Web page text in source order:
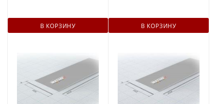
В КОРЗИНУ В КОРЗИНУ